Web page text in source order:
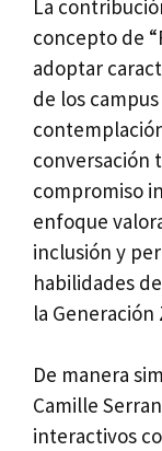
La
concepto de
adoptar
de los
conversación
compromiso
enfoque
inclusión y
habilidades
la Generación
De manera
Camille
interactivos